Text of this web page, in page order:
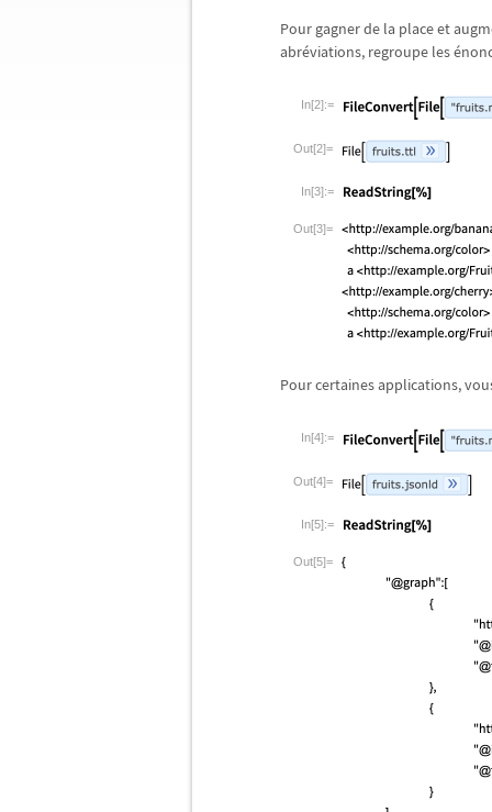
Pour gagner de la place et
abréviations, regroupe lesé
In[2]:=
Out[2]=
In[3]:=
Out[3]=
Pour certaines applications,
In[4]:=
Out[4]=
In[5]:=
Out[5]=